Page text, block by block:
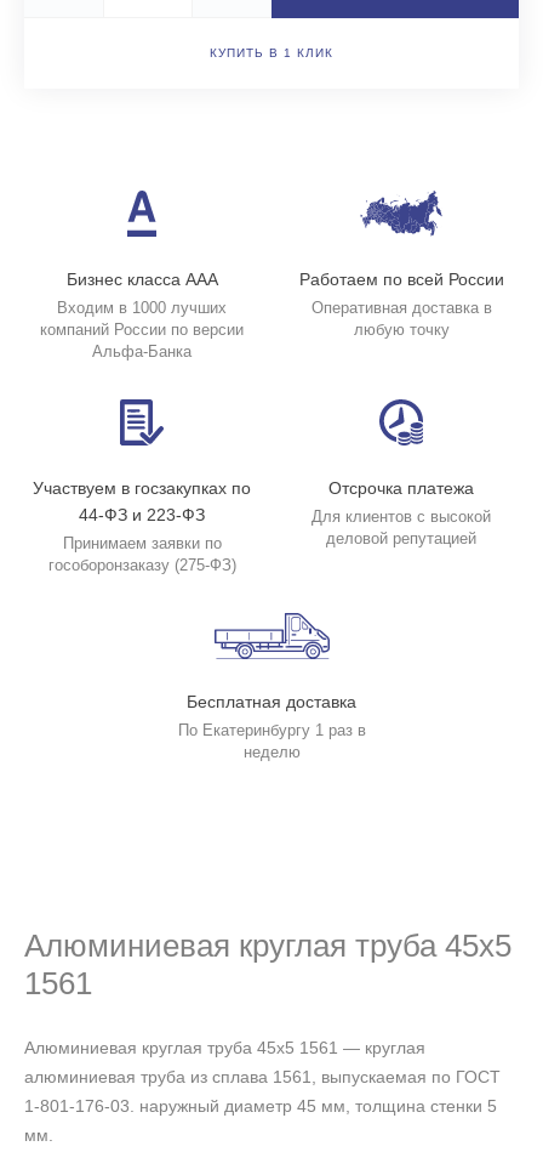
КУПИТЬ В 1 КЛИК
Бизнес класса ААА
Входим в 1000 лучших
компаний России по версии
Альфа-Банка
Работаем по всей России
Оперативная доставка в
любую точку
Участвуем в госзакупках по
44-ФЗ и 223-ФЗ
Принимаем заявки по
гособоронзаказу (275-ФЗ)
Отсрочка платежа
Для клиентов с высокой
деловой репутацией
Бесплатная доставка
По Екатеринбургу 1 раз в
неделю
Алюминиевая круглая труба 45х5
1561
Алюминиевая круглая труба 45х5 1561 — круглая
алюминиевая труба из сплава 1561, выпускаемая по ГОСТ
1-801-176-03. наружный диаметр 45 мм, толщина стенки 5
мм.